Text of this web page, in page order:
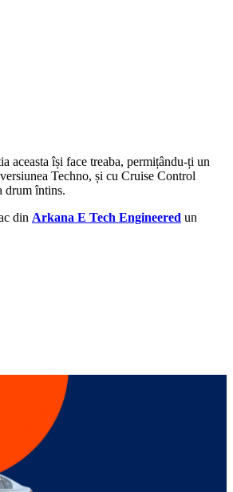
aceasta își face treaba, permițându-ți un
Techno, și cu Cruise Control
drum întins.
din Arkana E Tech Engineered un